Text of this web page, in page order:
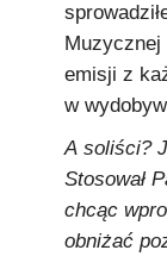
Muzycznej
emisji z
w
A soliści?
Stosował
chcąc
obniżać